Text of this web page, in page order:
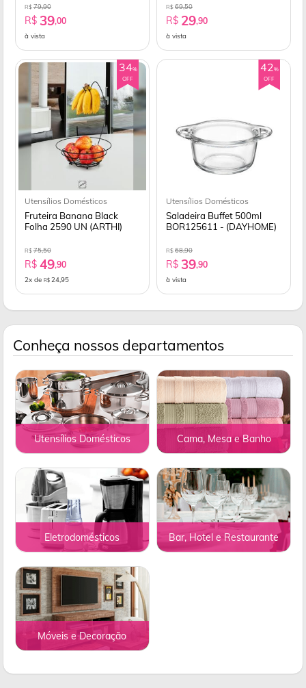
R$79,90
R$ 39,00
à vista
R$ 69,50
R$ 29,90
à vista
34%
OFF
Utensílios Domésticos
Fruteira Banana Black
Folha 2590 UN (ARTHI)
R$75,50
R$ 49,90
2x de R$ 24,95
42%
OFF
Utensílios Domésticos
Saladeira Buffet 500ml
BOR125611 - (DAYHOME)
R$ 68,90
R$ 39,90
à vista
Conheça nossos departamentos
Utensílios Domésticos Cama, Mesa e Banho
Eletrodomésticos Bar, Hotel e Restaurante
Móveis e Decoração